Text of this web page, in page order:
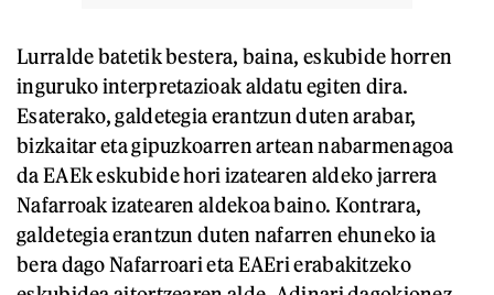
Lurralde batetik bestera, baina, eskubide horren
inguruko interpretazioak aldatu egiten dira.
Esaterako, galdetegia erantzun duten arabar,
bizkaitar eta gipuzkoarren artean nabarmenagoa
da EAEk eskubide hori izatearen aldeko jarrera
Nafarroak izatearen aldekoa baino. Kontrara,
galdetegia erantzun duten nafarren ehuneko ia
bera dago Nafarroari eta EAEri erabakitzeko